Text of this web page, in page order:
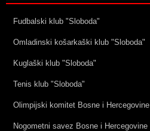
Fudbalski klub "Sloboda"
Omladinski košarkaški klub "Sloboda"
Kuglaški klub "Sloboda"
Tenis klub "Sloboda"
Olimpijski komitet Bosne i Hercegovine
Nogometni savez Bosne i Hercegovine